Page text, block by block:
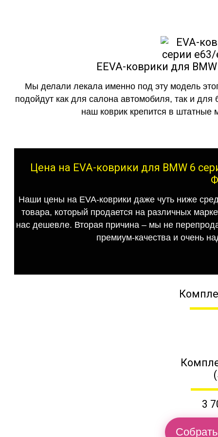
EEVA-коврики для
Мы делали лекала именно под эту модель
подойдут как для салона автомобиля, так и для
наш коврик крепится в штатные
Цена на EVA-коврики для BMW 6
Наши цены на EVA-коврики даже чуть ниже
товара, который продается на различных
нас дешевле. Вторая причина – мы не
премиум-качества и очень
3